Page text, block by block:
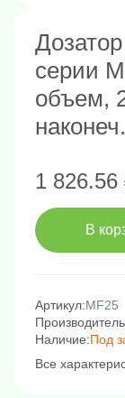
серии
объем,
наконеч.
1 826.56
В
Артикул:MF25
Наличие:Под
Все